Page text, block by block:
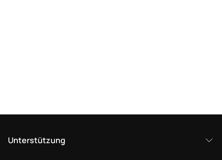
Unterstützung